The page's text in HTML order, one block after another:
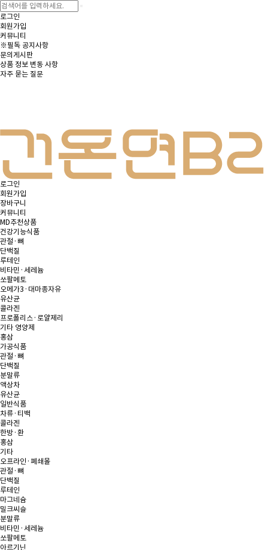
로그인
회원가입
커뮤니티
※필독 공지사항
문의게시판
상품 정보 변동 사항
자주 묻는 질문
로그인
회원가입
장바구니
커뮤니티
MD추천상품
건강기능식품
관절·뼈
단백질
루테인
비타민·세레늄
쏘팔메토
오메가3·대마종자유
유산균
콜라겐
프로폴리스·로얄제리
기타 영양제
홍삼
가공식품
관절·뼈
단백질
분말류
액상차
유산균
일반식품
차류·티백
콜라겐
한방·환
홍삼
기타
오프라인·폐쇄몰
관절·뼈
단백질
루테인
마그네슘
밀크씨슬
분말류
비타민·세레늄
쏘팔메토
아르기닌